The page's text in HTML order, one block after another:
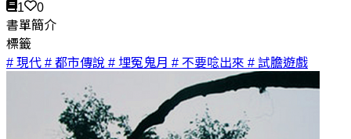
1
0
書單簡介
標籤
# 現代 # 都市傳說 # 埋冤鬼月 # 不要唸出來 # 試膽遊戲